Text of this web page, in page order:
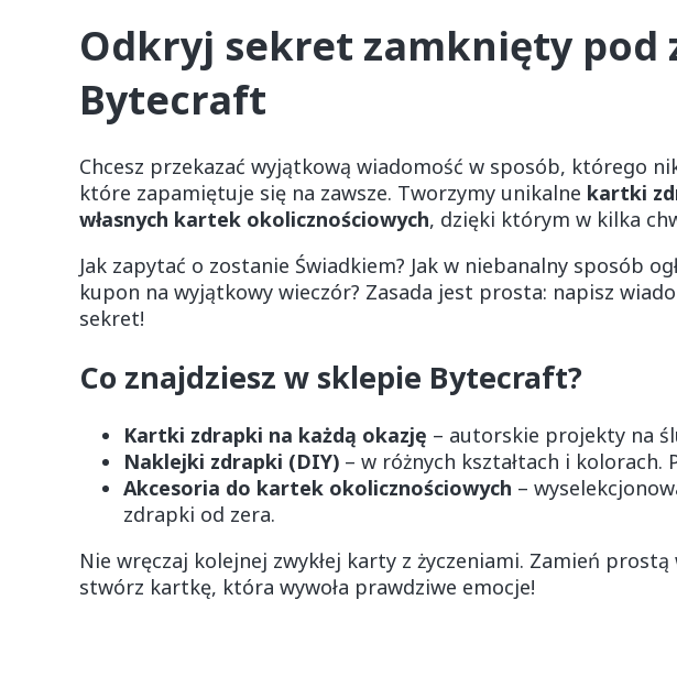
Odkryj sekret zamknięty
Bytecraft
Chcesz przekazać wyjątkową wiadomość w sposób, którego
które zapamiętuje się na zawsze. Tworzymy unikalne kartki
własnych kartek okolicznościowych, dzięki którym w kilka
Jak zapytać o zostanie Świadkiem? Jak w niebanalny sposób
kupon na wyjątkowy wieczór? Zasada jest prosta: napisz
sekret!
Co znajdziesz w sklepie Bytecraft?
Kartki zdrapki na każdą okazję – autorskie projekty na
Naklejki zdrapki (DIY) – w różnych kształtach i
Akcesoria do kartek okolicznościowych –
zdrapki od zera.
Nie wręczaj kolejnej zwykłej karty z życzeniami. Zamień
stwórz kartkę, która wywoła prawdziwe emocje!